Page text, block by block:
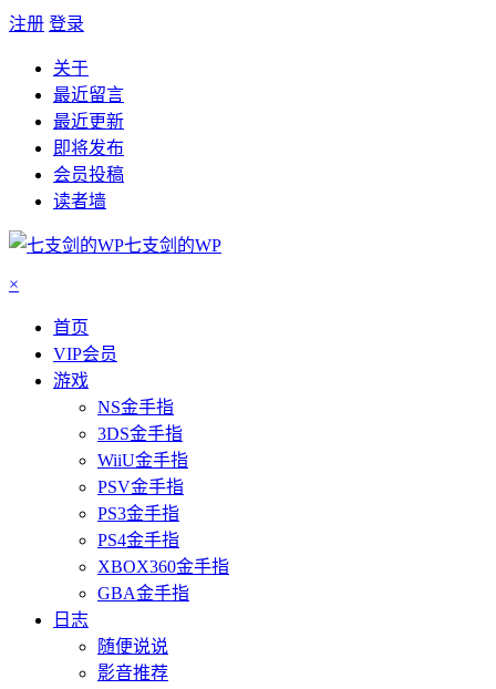
注册 登录
关于
最近留言
最近更新
即将发布
会员投稿
读者墙
七支剑的WP
×
首页
VIP会员
游戏
NS金手指
3DS金手指
WiiU金手指
PSV金手指
PS3金手指
PS4金手指
XBOX360金手指
GBA金手指
日志
随便说说
影音推荐